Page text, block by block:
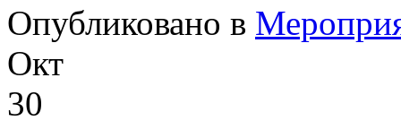
Опубликовано в
Окт
30